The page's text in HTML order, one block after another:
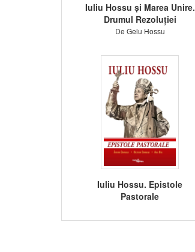
Iuliu Hossu și Marea Unire.
Drumul Rezoluției
De Gelu Hossu
Iuliu Hossu. Epistole
Pastorale